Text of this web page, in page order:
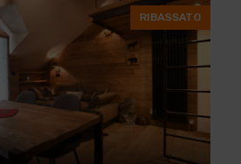
RIBASSATO